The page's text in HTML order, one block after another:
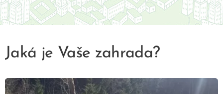
Jaká je Vaše zahrada?